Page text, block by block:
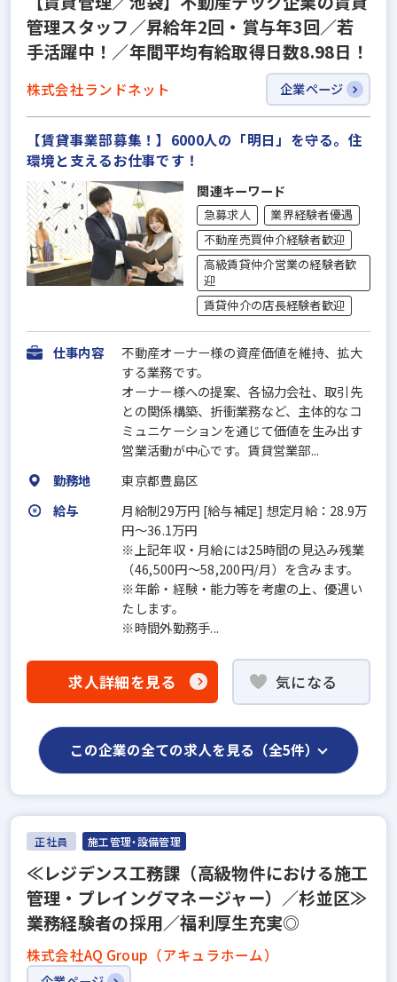
管理スタッフ／昇給年2回・賞与年3回／若
手活躍中！／年間平均有給取得日数8.98日！
株式会社ランドネット 企業ページ
【賃貸事業部募集！】6000人の「明日」を守る。住
環境と支えるお仕事です！
関連キーワード
急募求人
業界経験者優遇
不動産売買仲介経験者歓迎
高級賃貸仲介営業の経験者歓
迎
賃貸仲介の店長経験者歓迎
仕事内容
不動産オーナー様の資産価値を維持、拡大
する業務です。
オーナー様への提案、各協力会社、取引先
との関係構築、折衝業務など、主体的なコ
ミュニケーションを通じて価値を生み出す
営業活動が中心です。賃貸営業部...
勤務地
東京都豊島区
給与
月給制29万円 [給与補足] 想定月給：28.9万
円～36.1万円
※上記年収・月給には25時間の見込み残業
（46,500円～58,200円/月）を含みます。
※年齢・経験・能力等を考慮の上、優遇い
たします。
※時間外勤務手...
求人詳細を見る 気になる
この企業の全ての求人を見る（全5件）
正社員 施工管理・設備管理
≪レジデンス工務課（高級物件における施工
管理・プレイングマネージャー）／杉並区≫
業務経験者の採用／福利厚生充実◎
株式会社AQ Group（アキュラホーム）